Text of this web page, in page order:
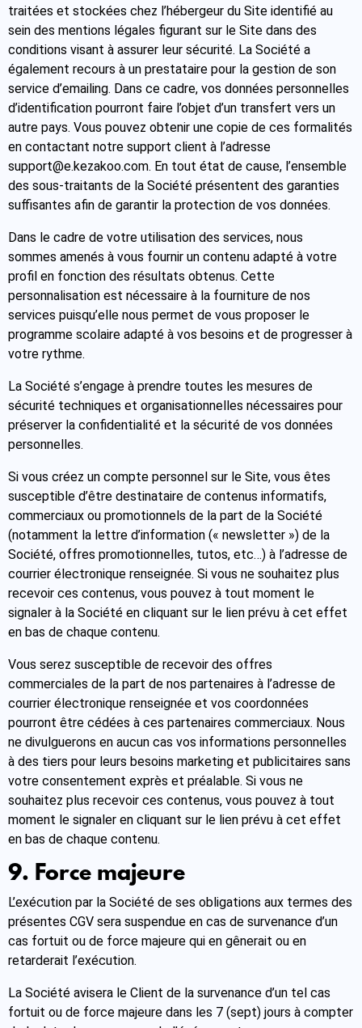
traitées et stockées chez l’hébergeur du Site identifié au
sein des mentions légales figurant sur le Site dans des
conditions visant à assurer leur sécurité. La Société a
également recours à un prestataire pour la gestion de son
service d’emailing. Dans ce cadre, vos données personnelles
d’identification pourront faire l’objet d’un transfert vers un
autre pays. Vous pouvez obtenir une copie de ces formalités
en contactant notre support client à l’adresse
support@e.kezakoo.com. En tout état de cause, l’ensemble
des sous-traitants de la Société présentent des garanties
suffisantes afin de garantir la protection de vos données.
Dans le cadre de votre utilisation des services, nous
sommes amenés à vous fournir un contenu adapté à votre
profil en fonction des résultats obtenus. Cette
personnalisation est nécessaire à la fourniture de nos
services puisqu’elle nous permet de vous proposer le
programme scolaire adapté à vos besoins et de progresser à
votre rythme.
La Société s’engage à prendre toutes les mesures de
sécurité techniques et organisationnelles nécessaires pour
préserver la confidentialité et la sécurité de vos données
personnelles.
Si vous créez un compte personnel sur le Site, vous êtes
susceptible d’être destinataire de contenus informatifs,
commerciaux ou promotionnels de la part de la Société
(notamment la lettre d’information (« newsletter ») de la
Société, offres promotionnelles, tutos, etc…) à l’adresse de
courrier électronique renseignée. Si vous ne souhaitez plus
recevoir ces contenus, vous pouvez à tout moment le
signaler à la Société en cliquant sur le lien prévu à cet effet
en bas de chaque contenu.
Vous serez susceptible de recevoir des offres
commerciales de la part de nos partenaires à l’adresse de
courrier électronique renseignée et vos coordonnées
pourront être cédées à ces partenaires commerciaux. Nous
ne divulguerons en aucun cas vos informations personnelles
à des tiers pour leurs besoins marketing et publicitaires sans
votre consentement exprès et préalable. Si vous ne
souhaitez plus recevoir ces contenus, vous pouvez à tout
moment le signaler en cliquant sur le lien prévu à cet effet
en bas de chaque contenu.
9. Force majeure
L’exécution par la Société de ses obligations aux termes des
présentes CGV sera suspendue en cas de survenance d’un
cas fortuit ou de force majeure qui en gênerait ou en
retarderait l’exécution.
La Société avisera le Client de la survenance d’un tel cas
fortuit ou de force majeure dans les 7 (sept) jours à compter